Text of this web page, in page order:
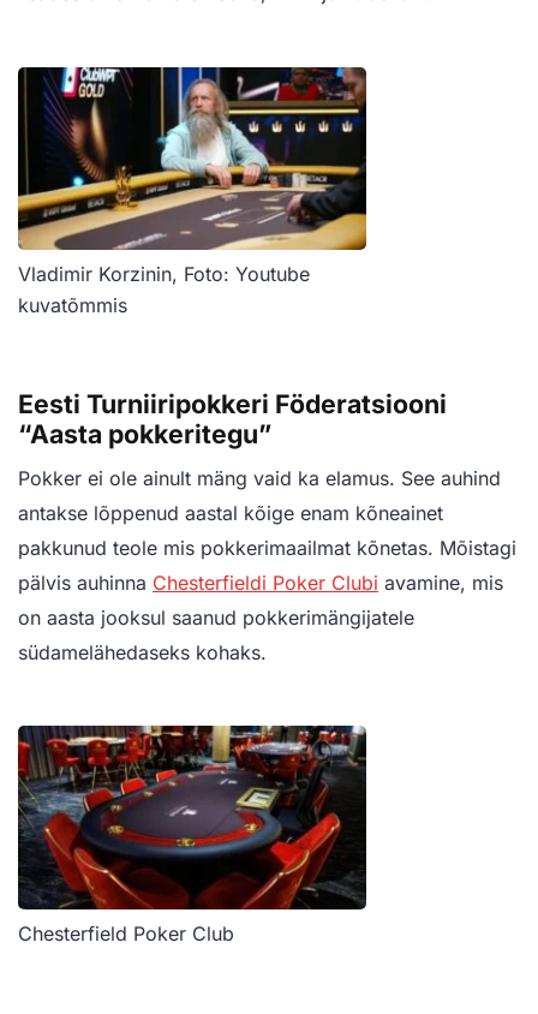
Vladimir Korzinin, Foto: Youtube
kuvatõmmis
Eesti Turniiripokkeri Föderatsiooni
“Aasta pokkeritegu”
Pokker ei ole ainult mäng vaid ka elamus. See auhind
antakse lõppenud aastal kõige enam kõneainet
pakkunud teole mis pokkerimaailmat kõnetas. Mõistagi
pälvis auhinna Chesterfieldi Poker Clubi avamine, mis
on aasta jooksul saanud pokkerimängijatele
südamelähedaseks kohaks.
Chesterfield Poker Club